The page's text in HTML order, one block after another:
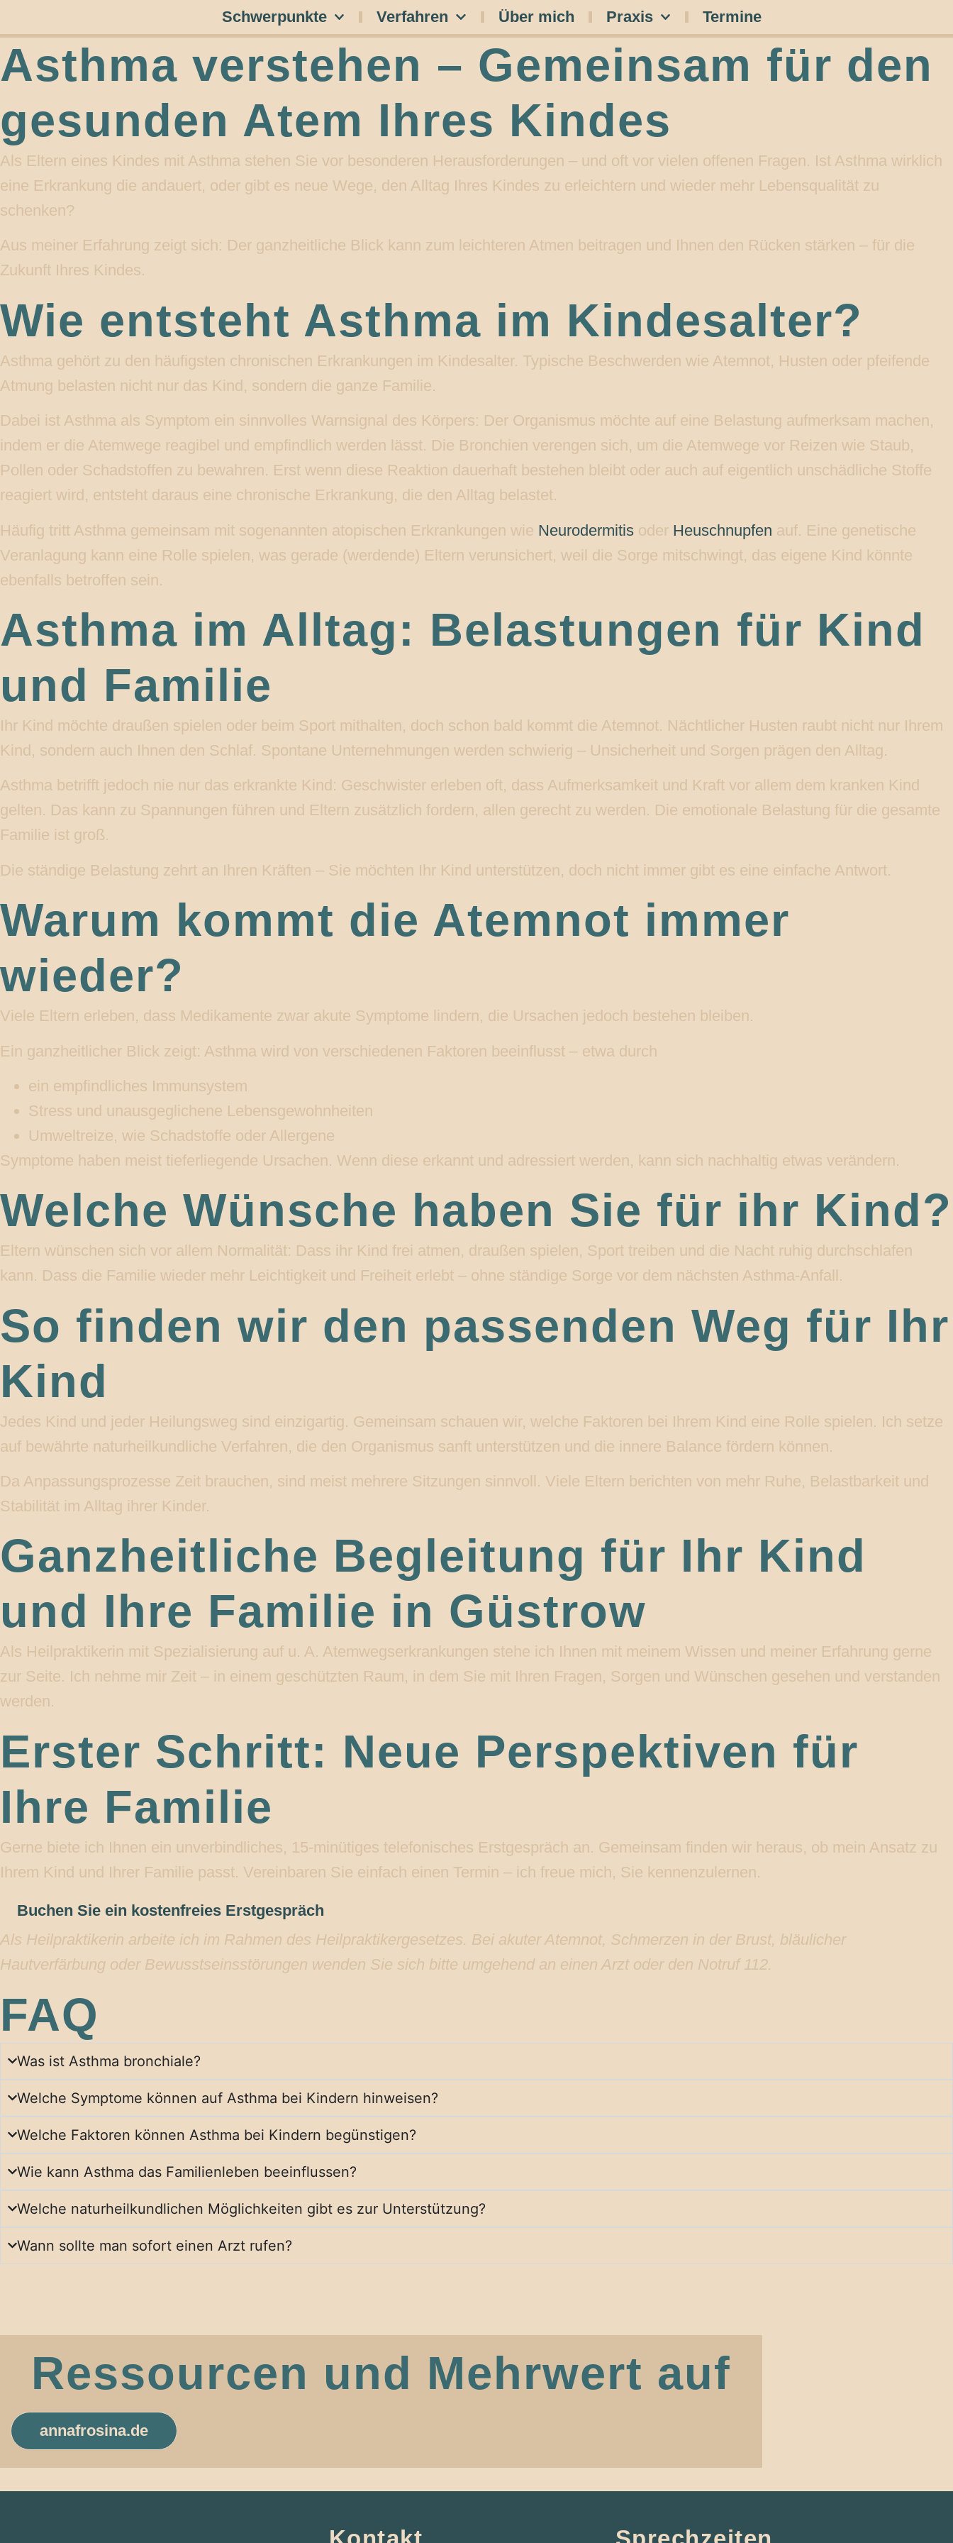
Schwerpunkte Verfahren Über mich Praxis Termine
Asthma verstehen – Gemeinsam für den
gesunden Atem Ihres Kindes
Als Eltern eines Kindes mit Asthma stehen Sie vor besonderen Herausforderungen – und oft vor vielen offenen Fragen. Ist Asthma wirklich
eine Erkrankung die andauert, oder gibt es neue Wege, den Alltag Ihres Kindes zu erleichtern und wieder mehr Lebensqualität zu
schenken?
Aus meiner Erfahrung zeigt sich: Der ganzheitliche Blick kann zum leichteren Atmen beitragen und Ihnen den Rücken stärken – für die
Zukunft Ihres Kindes.
Wie entsteht Asthma im Kindesalter?
Asthma gehört zu den häufigsten chronischen Erkrankungen im Kindesalter. Typische Beschwerden wie Atemnot, Husten oder pfeifende
Atmung belasten nicht nur das Kind, sondern die ganze Familie.
Dabei ist Asthma als Symptom ein sinnvolles Warnsignal des Körpers: Der Organismus möchte auf eine Belastung aufmerksam machen,
indem er die Atemwege reagibel und empfindlich werden lässt. Die Bronchien verengen sich, um die Atemwege vor Reizen wie Staub,
Pollen oder Schadstoffen zu bewahren. Erst wenn diese Reaktion dauerhaft bestehen bleibt oder auch auf eigentlich unschädliche Stoffe
reagiert wird, entsteht daraus eine chronische Erkrankung, die den Alltag belastet.
Häufig tritt Asthma gemeinsam mit sogenannten atopischen Erkrankungen wie Neurodermitis oder Heuschnupfen auf. Eine genetische
Veranlagung kann eine Rolle spielen, was gerade (werdende) Eltern verunsichert, weil die Sorge mitschwingt, das eigene Kind könnte
ebenfalls betroffen sein.
Asthma im Alltag: Belastungen für Kind
und Familie
Ihr Kind möchte draußen spielen oder beim Sport mithalten, doch schon bald kommt die Atemnot. Nächtlicher Husten raubt nicht nur Ihrem
Kind, sondern auch Ihnen den Schlaf. Spontane Unternehmungen werden schwierig – Unsicherheit und Sorgen prägen den Alltag.
Asthma betrifft jedoch nie nur das erkrankte Kind: Geschwister erleben oft, dass Aufmerksamkeit und Kraft vor allem dem kranken Kind
gelten. Das kann zu Spannungen führen und Eltern zusätzlich fordern, allen gerecht zu werden. Die emotionale Belastung für die gesamte
Familie ist groß.
Die ständige Belastung zehrt an Ihren Kräften – Sie möchten Ihr Kind unterstützen, doch nicht immer gibt es eine einfache Antwort.
Warum kommt die Atemnot immer
wieder?
Viele Eltern erleben, dass Medikamente zwar akute Symptome lindern, die Ursachen jedoch bestehen bleiben.
Ein ganzheitlicher Blick zeigt: Asthma wird von verschiedenen Faktoren beeinflusst – etwa durch
ein empfindliches Immunsystem
Stress und unausgeglichene Lebensgewohnheiten
Umweltreize, wie Schadstoffe oder Allergene
Symptome haben meist tieferliegende Ursachen. Wenn diese erkannt und adressiert werden, kann sich nachhaltig etwas verändern.
Welche Wünsche haben Sie für ihr Kind?
Eltern wünschen sich vor allem Normalität: Dass ihr Kind frei atmen, draußen spielen, Sport treiben und die Nacht ruhig durchschlafen
kann. Dass die Familie wieder mehr Leichtigkeit und Freiheit erlebt – ohne ständige Sorge vor dem nächsten Asthma-Anfall.
So finden wir den passenden Weg für Ihr
Kind
Jedes Kind und jeder Heilungsweg sind einzigartig. Gemeinsam schauen wir, welche Faktoren bei Ihrem Kind eine Rolle spielen. Ich setze
auf bewährte naturheilkundliche Verfahren, die den Organismus sanft unterstützen und die innere Balance fördern können.
Da Anpassungsprozesse Zeit brauchen, sind meist mehrere Sitzungen sinnvoll. Viele Eltern berichten von mehr Ruhe, Belastbarkeit und
Stabilität im Alltag ihrer Kinder.
Ganzheitliche Begleitung für Ihr Kind
und Ihre Familie in Güstrow
Als Heilpraktikerin mit Spezialisierung auf u. A. Atemwegserkrankungen stehe ich Ihnen mit meinem Wissen und meiner Erfahrung gerne
zur Seite. Ich nehme mir Zeit – in einem geschützten Raum, in dem Sie mit Ihren Fragen, Sorgen und Wünschen gesehen und verstanden
werden.
Erster Schritt: Neue Perspektiven für
Ihre Familie
Gerne biete ich Ihnen ein unverbindliches, 15-minütiges telefonisches Erstgespräch an. Gemeinsam finden wir heraus, ob mein Ansatz zu
Ihrem Kind und Ihrer Familie passt. Vereinbaren Sie einfach einen Termin – ich freue mich, Sie kennenzulernen.
Buchen Sie ein kostenfreies Erstgespräch
Als Heilpraktikerin arbeite ich im Rahmen des Heilpraktikergesetzes. Bei akuter Atemnot, Schmerzen in der Brust, bläulicher
Hautverfärbung oder Bewusstseinsstörungen wenden Sie sich bitte umgehend an einen Arzt oder den Notruf 112.
FAQ
Was ist Asthma bronchiale?
Welche Symptome können auf Asthma bei Kindern hinweisen?
Welche Faktoren können Asthma bei Kindern begünstigen?
Wie kann Asthma das Familienleben beeinflussen?
Welche naturheilkundlichen Möglichkeiten gibt es zur Unterstützung?
Wann sollte man sofort einen Arzt rufen?
Ressourcen und Mehrwert auf
annafrosina.de